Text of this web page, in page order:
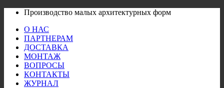
Skip
content
Производство малых архитектурных форм
О НАС
ПАРТНЕРАМ
ДОСТАВКА
МОНТАЖ
ВОПРОСЫ
КОНТАКТЫ
ЖУРНАЛ